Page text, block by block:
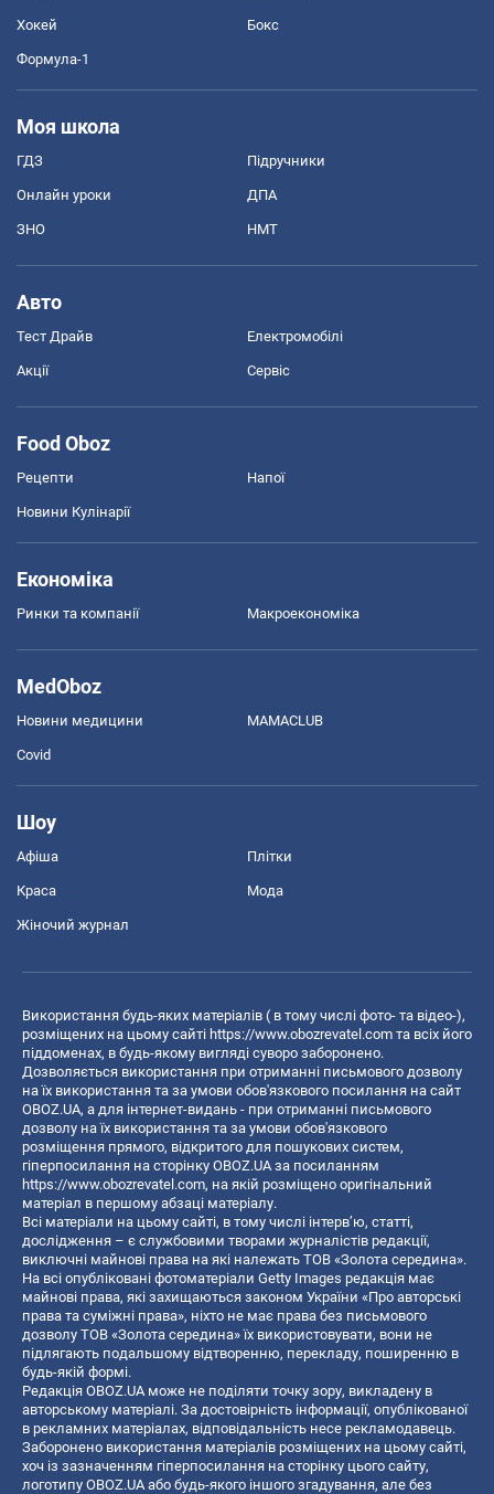
Хокей Бокс
Формула-1
Моя школа
ГДЗ Підручники
Онлайн уроки ДПА
ЗНО НМТ
Авто
Тест Драйв Електромобілі
Акції Сервіс
Food Oboz
Рецепти Напої
Новини Кулінарії
Економіка
Ринки та компанії Макроекономіка
MedOboz
Новини медицини MAMACLUB
Covid
Шоу
Афіша Плітки
Краса Мода
Жіночий журнал
Використання будь-яких матеріалів ( в тому числі фото- та відео-),
розміщених на цьому сайті https://www.obozrevatel.com та всіх його
піддоменах, в будь-якому вигляді суворо заборонено.
Дозволяється використання при отриманні письмового дозволу
на їх використання та за умови обов'язкового посилання на сайт
OBOZ.UA, а для інтернет-видань - при отриманні письмового
дозволу на їх використання та за умови обов'язкового
розміщення прямого, відкритого для пошукових систем,
гіперпосилання на сторінку OBOZ.UA за посиланням
https://www.obozrevatel.com, на якій розміщено оригінальний
матеріал в першому абзаці матеріалу.
Всі матеріали на цьому сайті, в тому числі інтерв’ю, статті,
дослідження – є службовими творами журналістів редакції,
виключні майнові права на які належать ТОВ «Золота середина».
На всі опубліковані фотоматеріали Getty Images редакція має
майнові права, які захищаються законом України «Про авторські
права та суміжні права», ніхто не має права без письмового
дозволу ТОВ «Золота середина» їх використовувати, вони не
підлягають подальшому відтворенню, перекладу, поширенню в
будь-якій формі.
Редакція OBOZ.UA може не поділяти точку зору, викладену в
авторському матеріалі. За достовірність інформації, опублікованої
в рекламних матеріалах, відповідальність несе рекламодавець.
Заборонено використання матеріалів розміщених на цьому сайті,
хоч із зазначенням гіперпосилання на сторінку цього сайту,
логотипу OBOZ.UA або будь-якого іншого згадування, але без